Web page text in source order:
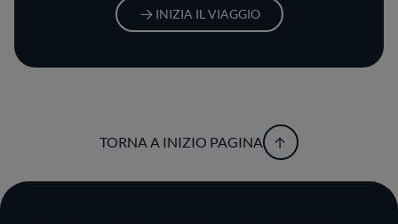
INIZIA IL VIAGGIO
TORNA A INIZIO PAGINA